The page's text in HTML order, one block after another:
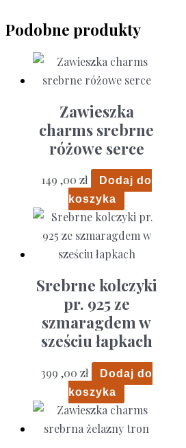
Podobne produkty
Zawieszka
charms srebrne
różowe serce
149 ,00 zł
Dodaj do
koszyka
Srebrne kolczyki
pr. 925 ze
szmaragdem w
sześciu łapkach
399 ,00 zł
Dodaj do
koszyka